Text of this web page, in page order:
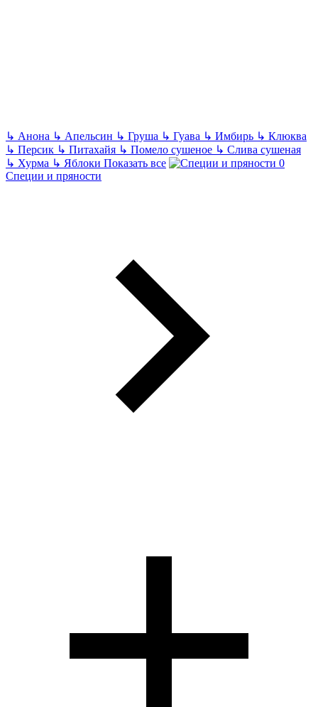
↳ Анона ↳ Апельсин ↳ Груша ↳ Гуава ↳ Имбирь ↳ Клюква
↳ Персик ↳ Питахайя ↳ Помело сушеное ↳ Слива сушеная
↳ Хурма ↳ Яблоки Показать все
Специи и пряности